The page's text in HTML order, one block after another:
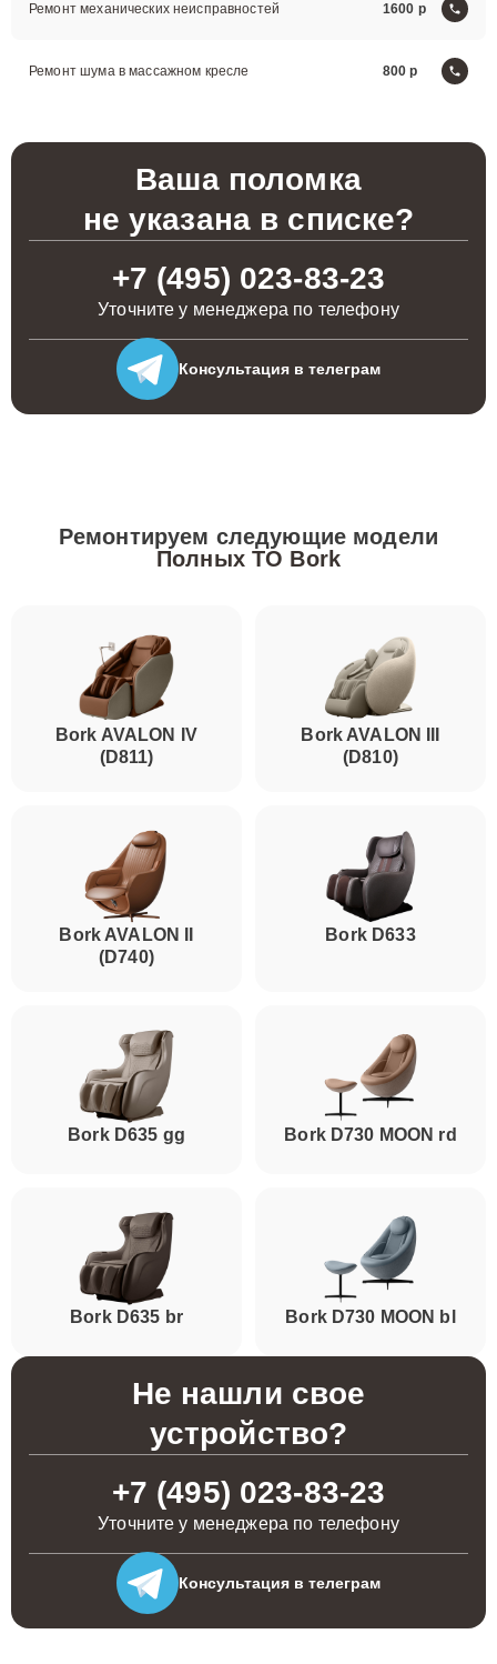
Ремонт механических неисправностей 1600
Ремонт шума в массажном кресле 800
Ваша поломка
не указана в списке?
+7 (495) 023-83-23
Уточните у менеджера по телефону
Консультация в телеграм
Ремонтируем следующие модели
Полных ТО Bork
Bork AVALON IV
(D811)
Bork AVALON III
(D810)
Bork AVALON II
(D740)
Bork D633
Bork D635 gg Bork D730 MOON rd
Bork D635 br Bork D730 MOON bl
Не нашли свое
устройство?
+7 (495) 023-83-23
Уточните у менеджера по телефону
Консультация в телеграм